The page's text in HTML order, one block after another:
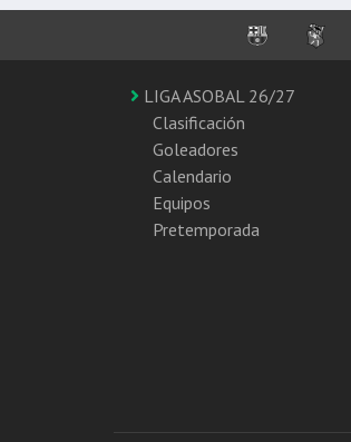
LIGA ASOBAL 26/27
Clasificación
Goleadores
Calendario
Equipos
Pretemporada